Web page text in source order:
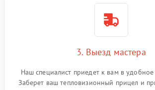
3. Выезд мастера
Наш специалист приедет к вам в
Заберет ваш тепловизионный прицел и